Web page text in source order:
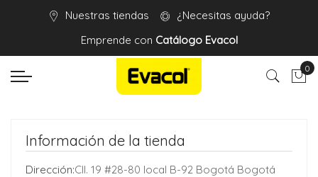
Nuestras tiendas
¿Necesitas ayuda?
Emprende con Catálogo Evacol
0
Información de la tienda
Dirección:Cll. 19 #28-80 local B-92 Bogotá Bogotá